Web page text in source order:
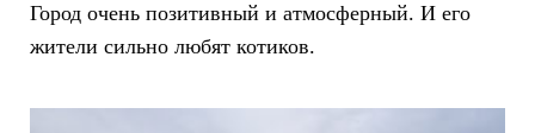
Город очень позитивный и атмосферный. И его
жители сильно любят котиков.